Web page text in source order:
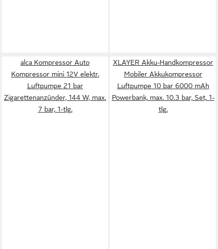
alca Kompressor Auto
Kompressor mini 12V elektr.
Luftpumpe 21 bar
Zigarettenanzünder, 144 W, max.
7 bar, 1-tlg.
XLAYER Akku-Handkompressor
Mobiler Akkukompressor
Luftpumpe 10 bar 6000 mAh
Powerbank, max. 10.3 bar, Set, 1-
tlg.